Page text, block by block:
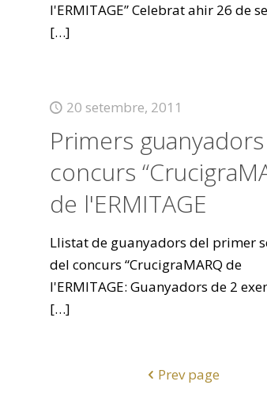
l'ERMITAGE” Celebrat ahir 26 de
[…]
20 setembre, 2011
Primers
concurs
de l'ERMITAGE
Llistat de guanyadors del primer
del concurs “CrucigraMARQ de
l'ERMITAGE: Guanyadors de 2
[…]
Prev page